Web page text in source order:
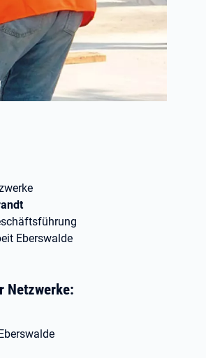
Eberswalde
Netzwerke: